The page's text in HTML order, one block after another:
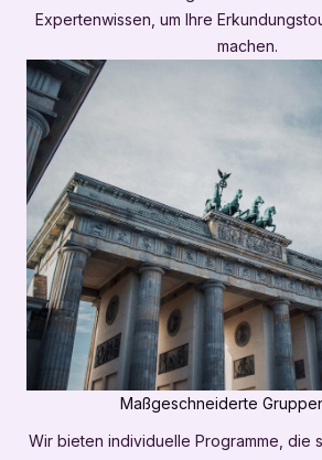
Expertenwissen, um Ihre
machen.
Maßgeschneiderte
Wir bieten individuelle Programme, die